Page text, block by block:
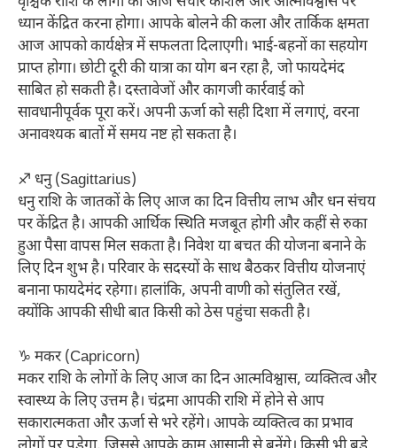
ध्यान केंद्रित करना होगा। आपके बोलने की कला और तार्किक क्षमता
आज आपको कार्यक्षेत्र में सफलता दिलाएगी। भाई-बहनों का सहयोग
प्राप्त होगा। छोटी दूरी की यात्रा का योग बन रहा है, जो फायदेमंद
साबित हो सकती है। दस्तावेजों और कागजी कार्रवाई को
सावधानीपूर्वक पूरा करें। अपनी ऊर्जा को सही दिशा में लगाएं, वरना
अनावश्यक बातों में समय नष्ट हो सकता है।
♐ धनु (Sagittarius)
धनु राशि के जातकों के लिए आज का दिन वित्तीय लाभ और धन संचय
पर केंद्रित है। आपकी आर्थिक स्थिति मजबूत होगी और कहीं से रुका
हुआ पैसा वापस मिल सकता है। निवेश या बचत की योजना बनाने के
लिए दिन शुभ है। परिवार के सदस्यों के साथ बैठकर वित्तीय योजनाएं
बनाना फायदेमंद रहेगा। हालांकि, अपनी वाणी को संतुलित रखें,
क्योंकि आपकी सीधी बात किसी को ठेस पहुंचा सकती है।
♑ मकर (Capricorn)
मकर राशि के लोगों के लिए आज का दिन आत्मविश्वास, व्यक्तित्व और
स्वास्थ्य के लिए उत्तम है। चंद्रमा आपकी राशि में होने से आप
सकारात्मकता और ऊर्जा से भरे रहेंगे। आपके व्यक्तित्व का प्रभाव